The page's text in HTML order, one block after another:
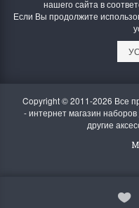
нашего сайта в
Если Вы продолжите
Copyright © 2011-2026 Все
- интернет магазин
другие